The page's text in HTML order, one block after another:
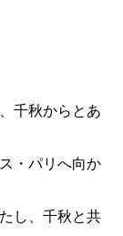
千秋からとあ
・パリへ向か
し、千秋と共